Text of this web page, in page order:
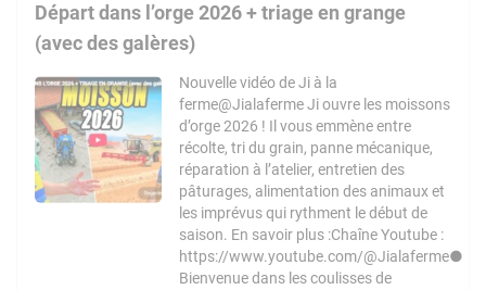
Départ dans l’orge 2026 + triage en grange
(avec des galères)
Nouvelle vidéo de Ji à la
ferme@Jialaferme Ji ouvre les moissons
d’orge 2026 ! Il vous emmène entre
récolte, tri du grain, panne mécanique,
réparation à l’atelier, entretien des
pâturages, alimentation des animaux et
les imprévus qui rythment le début de
saison. En savoir plus :Chaîne Youtube :
https://www.youtube.com/@Jialaferme●
Bienvenue dans les coulisses de